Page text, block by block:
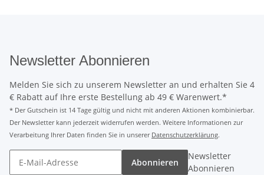
Newsletter Abonnieren
Melden Sie sich zu unserem Newsletter an und erhalten Sie 4
€ Rabatt auf Ihre erste Bestellung ab 49 € Warenwert.*
* Der Gutschein ist 14 Tage gültig und nicht mit anderen Aktionen kombinierbar.
Der Newsletter kann jederzeit widerrufen werden. Weitere Informationen zur
Verarbeitung Ihrer Daten finden Sie in unserer Datenschutzerklärung.
Abonnieren
Newsletter
Abonnieren